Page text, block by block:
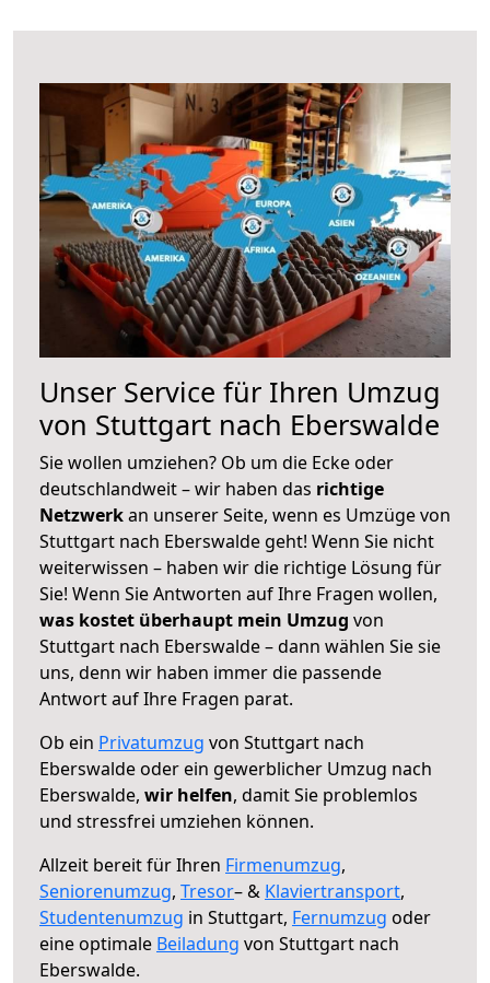
Unser Service für Ihren Umzug
von Stuttgart nach Eberswalde
Sie wollen umziehen? Ob um die Ecke oder
deutschlandweit – wir haben das richtige
Netzwerkan unserer Seite, wenn es Umzüge von
Stuttgart nach Eberswalde geht! Wenn Sie nicht
weiterwissen – haben wir die richtige Lösung für
Sie! Wenn Sie Antworten auf Ihre Fragen wollen,
was kostet überhaupt mein Umzug von
Stuttgart nach Eberswalde – dann wählen Sie sie
uns, denn wir haben immer die passende
Antwort auf Ihre Fragen parat.
Ob ein Privatumzug von Stuttgart nach
Eberswalde oder ein gewerblicher Umzug nach
Eberswalde, wir helfen, damit Sie problemlos
und stressfrei umziehen können.
Allzeit bereit für Ihren Firmenumzug,
Seniorenumzug, Tresor– & Klaviertransport,
Studentenumzug in Stuttgart, Fernumzug oder
eine optimale Beiladung von Stuttgart nach
Eberswalde.